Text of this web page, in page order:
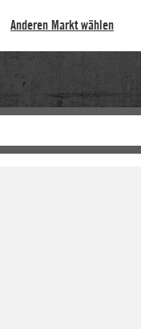
Anderen Markt wählen